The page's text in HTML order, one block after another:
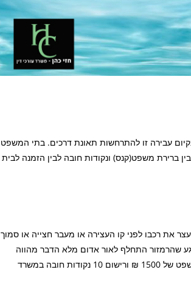
עבירה זו להתרחשות תאונת דרכים. בתי המשפט
ברירת משפט(קנס) ונקודות חובה לבין הזמנה לבית
את רכבו לפני קו העצירה או מעבר חצייה או סמוך
בניגוד לאור האדום וזאת כאשר עדיין לא חלפו 5 שניות מרגע שהרמזור התחלף לאור אדום מלא הדבר מהווה
עבירה של נהיגה בניגוד לאור אדום כאשר הענישה הצפויה בצד עבירה זו היא ברירת משפט של 1500 ₪ ורישום 10 נקודות חובה במשרד